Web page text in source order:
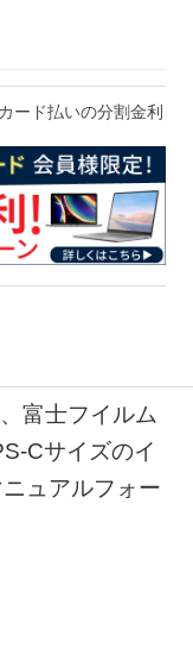
ス
ード払いの分割金利
富士フイルム
Cサイズのイ
ュアルフォー